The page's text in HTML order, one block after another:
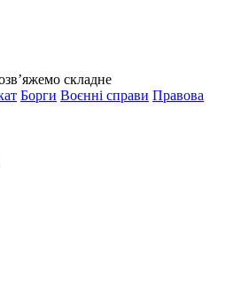
складне
Борги Воєнні справи Правова